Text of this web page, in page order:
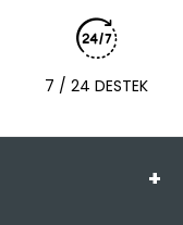
7 / 24 DESTEK